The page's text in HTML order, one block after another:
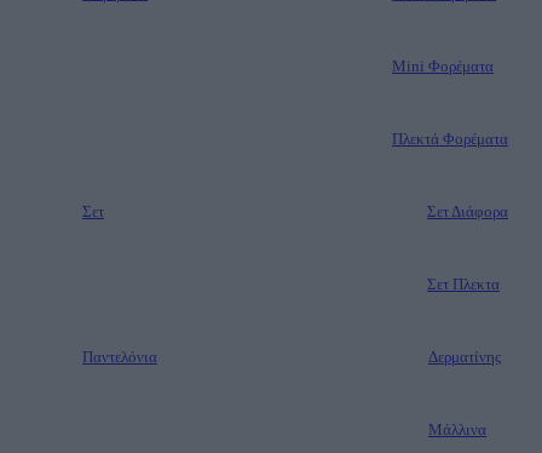
Mini Φορέματα
Πλεκτά Φορέματα
Σετ Σετ Διάφορα
Σετ Πλεκτα
Παντελόνια Δερματίνης
Μάλλινα